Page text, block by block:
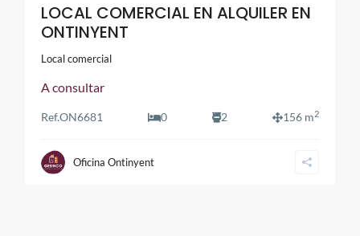
LOCAL COMERCIAL EN ALQUILER EN
ONTINYENT
Local comercial
A consultar
Ref.ON6681 0 2 156 m2
Oficina Ontinyent